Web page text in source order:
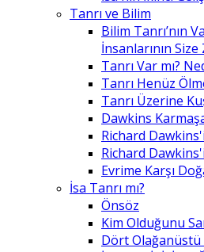
Tanrı ve Bilim
Bilim Tanrı’nın
İnsanlarının
Tanrı Var mı?
Tanrı Henüz
Tanrı Üzerine
Dawkins
Richard
Richard
Evrime Karşı
İsa Tanrı mı?
Önsöz
Kim Olduğunu
Dört Olağanüstü